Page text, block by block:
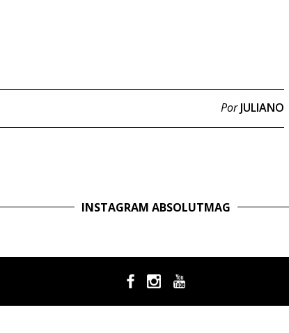
PorJULIANO
INSTAGRAM ABSOLUTMAG